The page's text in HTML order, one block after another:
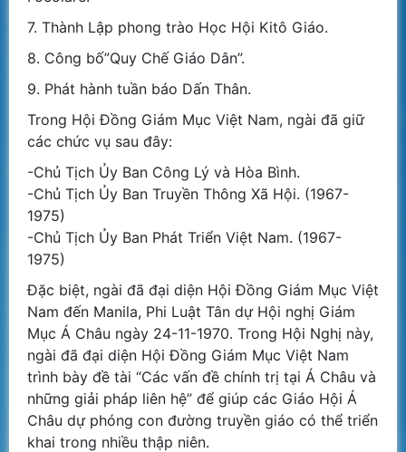
7. Thành Lập phong trào Học Hội Kitô Giáo.
8. Công bố”Quy Chế Giáo Dân”.
9. Phát hành tuần báo Dấn Thân.
Trong Hội Đồng Giám Mục Việt Nam, ngài đã giữ
các chức vụ sau đây:
-Chủ Tịch Ủy Ban Công Lý và Hòa Bình.
-Chủ Tịch Ủy Ban Truyền Thông Xã Hội. (1967-
1975)
-Chủ Tịch Ủy Ban Phát Triển Việt Nam. (1967-
1975)
Đặc biệt, ngài đã đại diện Hội Đồng Giám Mục Việt
Nam đến Manila, Phi Luật Tân dự Hội nghị Giám
Mục Á Châu ngày 24-11-1970. Trong Hội Nghị này,
ngài đã đại diện Hội Đồng Giám Mục Việt Nam
trình bày đề tài “Các vấn đề chính trị tại Á Châu và
những giải pháp liên hệ” để giúp các Giáo Hội Á
Châu dự phóng con đường truyền giáo có thể triển
khai trong nhiều thập niên.